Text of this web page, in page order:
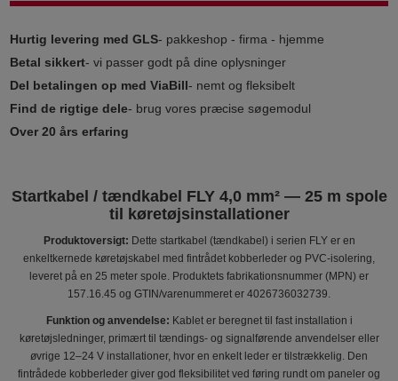
Hurtig levering med GLS- pakkeshop - firma - hjemme
Betal sikkert- vi passer godt på dine oplysninger
Del betalingen op med ViaBill- nemt og fleksibelt
Find de rigtige dele- brug vores præcise søgemodul
Over 20 års erfaring
Startkabel / tændkabel FLY 4,0 mm² — 25 m spole
til køretøjsinstallationer
Produktoversigt: Dette startkabel (tændkabel) i serien FLY er en
enkeltkernede køretøjskabel med fintrådet kobberleder og PVC-isolering,
leveret på en 25 meter spole. Produktets fabrikationsnummer (MPN) er
157.16.45 og GTIN/varenummeret er 4026736032739.
Funktion og anvendelse: Kablet er beregnet til fast installation i
køretøjsledninger, primært til tændings- og signalførende anvendelser eller
øvrige 12–24 V installationer, hvor en enkelt leder er tilstrækkelig. Den
fintrådede kobberleder giver god fleksibilitet ved føring rundt om paneler og